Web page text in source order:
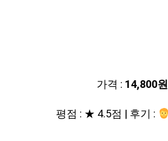
가격 : 14,800원
평점 : ★ 4.5점 | 후기 :